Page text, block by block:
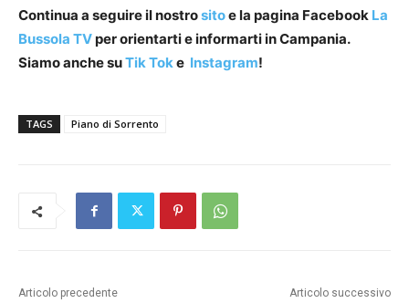
Continua a seguire il nostrositoe la pagina Facebook La
Bussola TVper orientarti e informarti in Campania.
Siamo anche suTik Toke Instagram!
TAGS Piano di Sorrento
Articolo precedente Articolo successivo